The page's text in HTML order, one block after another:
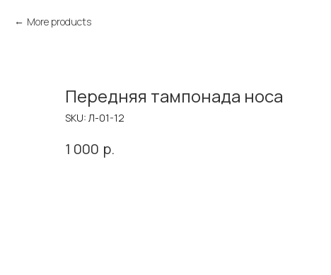
More products
Передняя тампонада носа
SKU: Л-01-12
1 000 р.